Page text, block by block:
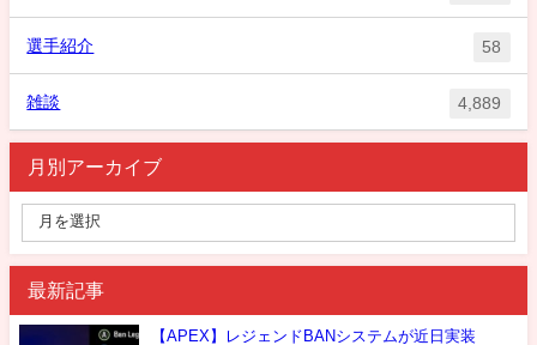
選手紹介 58
雑談 4,889
月別アーカイブ
最新記事
【APEX】レジェンドBANシステムが近日実装